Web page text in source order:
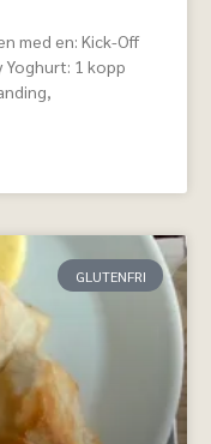
med en: Kick-Off
Yoghurt: 1 kopp
GLUTENFRI